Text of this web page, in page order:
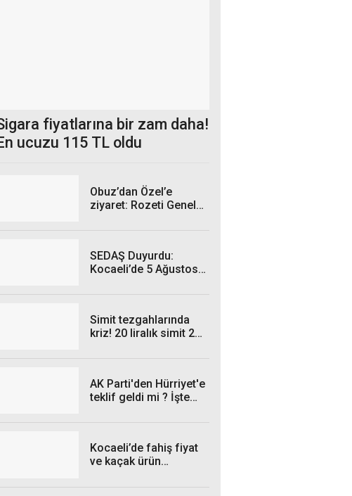
fiyatlarına bir zam daha!
ucuzu 115 TL oldu
Obuz’dan Özel’e
ziyaret: Rozeti Genel
SEDAŞ Duyurdu:
Kocaeli’de 5 Ağustos
Simit tezgahlarında
kriz! 20 liralık simit 25
AK Parti'den Hürriyet'e
teklif geldi mi ? İşte
Kocaeli’de fahiş fiyat
ve kaçak ürün